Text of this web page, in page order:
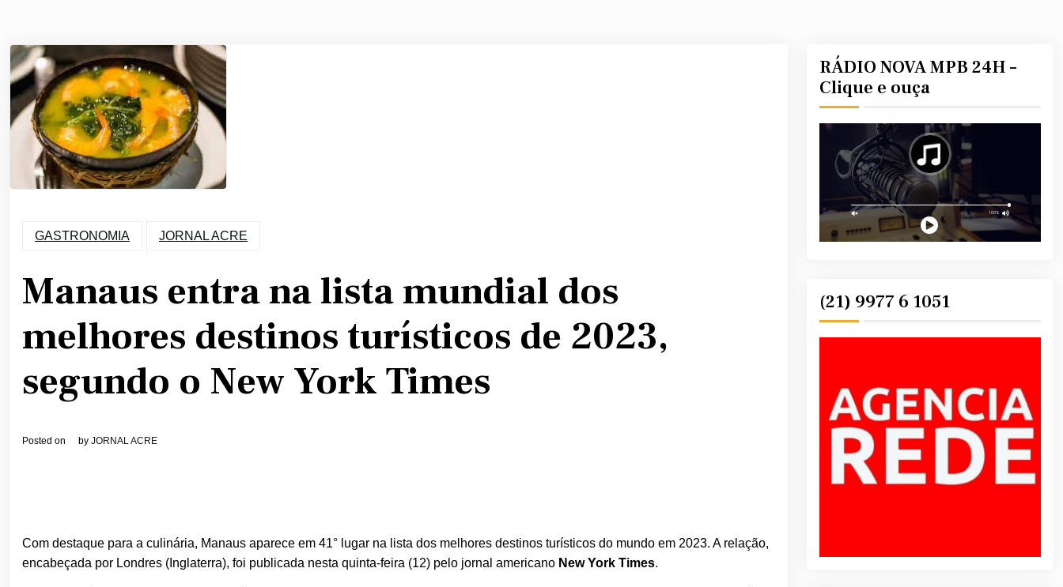
GASTRONOMIA JORNAL ACRE
Manaus entra na lista mundial dos
melhores destinos turísticos de 2023,
segundo o New York Times
Posted on by JORNAL ACRE
Com destaque para a culinária, Manaus aparece em 41° lugar na lista dos melhores destinos turísticos do mundo em 2023. A relação,
encabeçada por Londres (Inglaterra), foi publicada nesta quinta-feira (12) pelo jornal americano New York Times.
RÁDIO NOVA MPB 24H –
Clique e ouça
(21) 9977 6 1051